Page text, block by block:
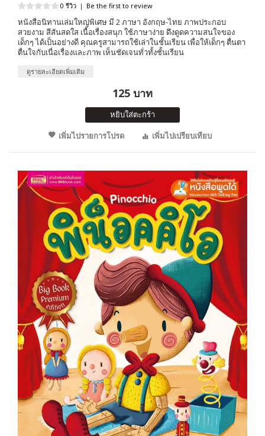
0 รีวิว | Be the first to review
หนังสือนิทานเล่มใหญ่พิเศษ มี 2 ภาษา อังกฤษ-ไทย ภาพประกอบ
สวยงาม สีสันสดใส เนื้อเรื่องสนุก ใช้ภาษาง่าย ดึงดูดความสนใจของ
เด็กๆ ได้เป็นอย่างดี คุณครูสามารถใช้เล่าในชั้นเรียน เพื่อให้เด็กๆ ตื่นตา
ตื่นใจกับเนื่อเรื่องและภาพ เห็นชัดเจนทั่วทั้งชั้นเรียน
ดูรายละเอียดเพิ่มเติม
125 บาท
หยิบใส่ตะกร้า
เพิ่มไปรายการโปรด
เพิ่มไปเปรียบเทียบ